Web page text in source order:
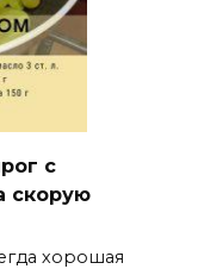
с
скорую
хорошая